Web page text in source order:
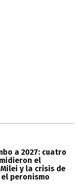
a 2027: cuatro
el
y la crisis de
peronismo